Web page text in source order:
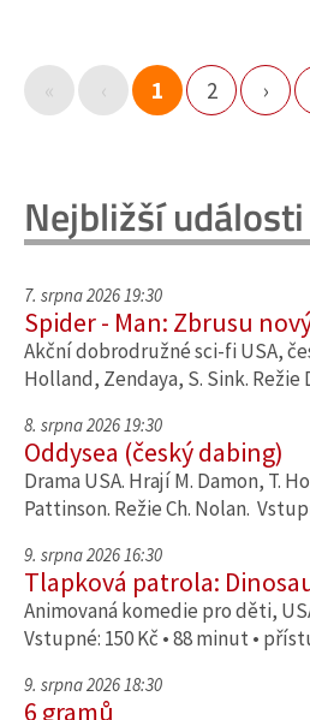
« ‹ 1 2 ›
Nejbližší události
7. srpna 2026 19:30
Spider - Man: Zbrusu
Akční dobrodružné sci-fi USA,
Holland, Zendaya, S. Sink.
8. srpna 2026 19:30
Oddysea (český dabing)
Drama USA. Hrají M. Damon, T.
Pattinson. Režie Ch. Nolan.
9. srpna 2026 16:30
Tlapková patrola:
Animovaná komedie pro děti,
Vstupné: 150 Kč • 88 minut •
9. srpna 2026 18:30
6 gramů